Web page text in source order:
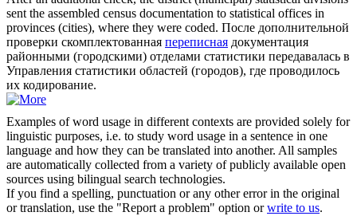
sent the assembled census documentation to statistical offices in
provinces (cities), where they were coded. После дополнительной
проверки скомплектованная переписная документация
районными (городскими) отделами статистики передавалась в
Управления статистики областей (городов), где проводилось
их кодирование.
Examples of word usage in different contexts are provided solely for
linguistic purposes, i.e. to study word usage in a sentence in one
language and how they can be translated into another. All samples
are automatically collected from a variety of publicly available open
sources using bilingual search technologies.
If you find a spelling, punctuation or any other error in the original
or translation, use the "Report a problem" option orwrite to us.